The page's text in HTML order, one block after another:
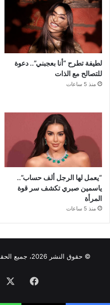
لطيفة تطرح “أنا بعجبني”.. دعوة
للتصالح مع الذات
منذ 5 ساعات
“يعمل لها الرجل ألف حساب”..
ياسمين صبري تكشف سر قوة
المرأة
منذ 5 ساعات
© حقوق النشر 2026، جميع الحقوق محفوظة |
فيسبوك